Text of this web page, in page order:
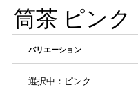
筒茶 ピンク
バリエーション
選択中：ピンク